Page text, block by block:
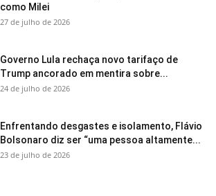
como Milei
27 de julho de 2026
Governo Lula rechaça novo tarifaço de
Trump ancorado em mentira sobre...
24 de julho de 2026
Enfrentando desgastes e isolamento, Flávio
Bolsonaro diz ser “uma pessoa altamente...
23 de julho de 2026